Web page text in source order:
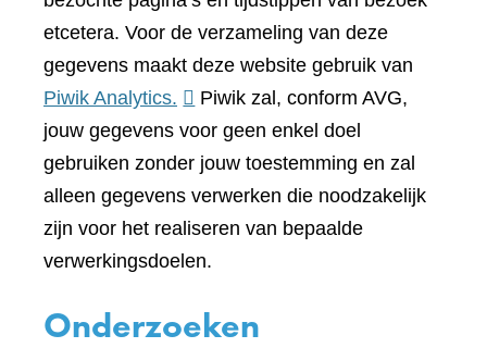
etcetera. Voor de verzameling van deze
gegevens maakt deze website gebruik van
Piwik Analytics. (verwijst
naar
een
andere
website)
Piwik zal, conform AVG,
jouw gegevens voor geen enkel doel
gebruiken zonder jouw toestemming en zal
alleen gegevens verwerken die noodzakelijk
zijn voor het realiseren van bepaalde
verwerkingsdoelen.
Onderzoeken